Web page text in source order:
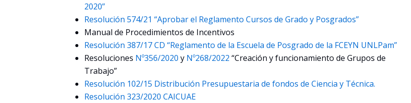
2020”
Resolución 574/21 “Aprobar el Reglamento Cursos de Grado y Posgrados”
Manual de Procedimientos de Incentivos
Resolución 387/17 CD “Reglamento de la Escuela de Posgrado de la FCEYN UNLPam”
Resoluciones Nº356/2020 y Nº268/2022 “Creación y funcionamiento de Grupos de
Trabajo”
Resolución 102/15 Distribución Presupuestaria de fondos de Ciencia y Técnica.
Resolución 323/2020 CAICUAE